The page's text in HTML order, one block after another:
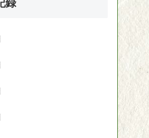
録